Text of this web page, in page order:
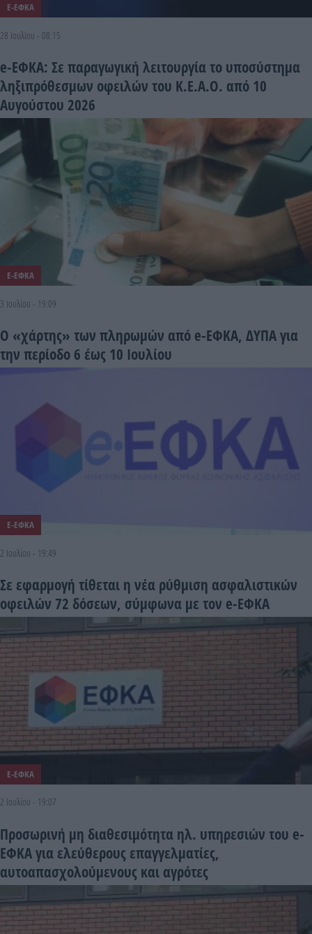
E-ΕΦΚΑ
28 Ιουλίου - 08:15
e-ΕΦΚΑ: Σε παραγωγική λειτουργία το υποσύστημα
ληξιπρόθεσμων οφειλών του Κ.Ε.Α.Ο. από 10
Αυγούστου 2026
E-ΕΦΚΑ
3 Ιουλίου - 19:09
Ο «χάρτης» των πληρωμών από e-ΕΦΚΑ, ΔΥΠΑ για
την περίοδο 6 έως 10 Ιουλίου
E-ΕΦΚΑ
2 Ιουλίου - 19:49
Σε εφαρμογή τίθεται η νέα ρύθμιση ασφαλιστικών
οφειλών 72 δόσεων, σύμφωνα με τον e-ΕΦΚΑ
E-ΕΦΚΑ
2 Ιουλίου - 19:07
Προσωρινή μη διαθεσιμότητα ηλ. υπηρεσιών του e-
ΕΦΚΑ για ελεύθερους επαγγελματίες,
αυτοαπασχολούμενους και αγρότες